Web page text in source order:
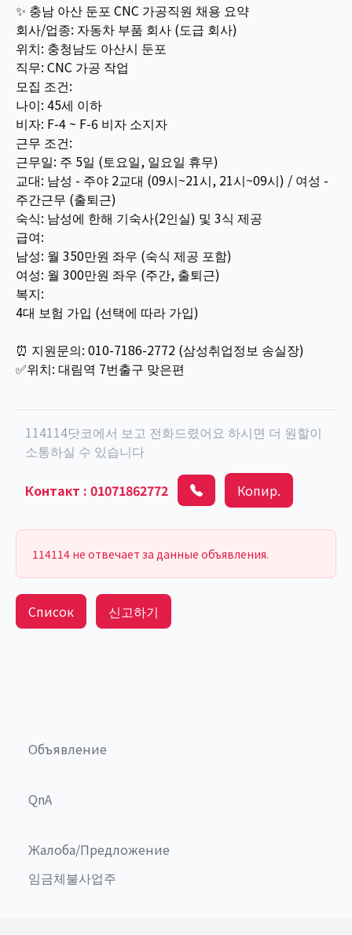
✨ 충남 아산 둔포 CNC 가공직원 채용 요약
회사/업종: 자동차 부품 회사 (도급 회사)
위치: 충청남도 아산시 둔포
직무: CNC 가공 작업
모집 조건:
나이: 45세 이하
비자: F-4 ~ F-6 비자 소지자
근무 조건:
근무일: 주 5일 (토요일, 일요일 휴무)
교대: 남성 - 주야 2교대 (09시~21시, 21시~09시) / 여성 -
주간근무 (출퇴근)
숙식: 남성에 한해 기숙사(2인실) 및 3식 제공
급여:
남성: 월 350만원 좌우 (숙식 제공 포함)
여성: 월 300만원 좌우 (주간, 출퇴근)
복지:
4대 보험 가입 (선택에 따라 가입)
⏰ 지원문의: 010-7186-2772 (삼성취업정보 송실장)
✅위치: 대림역 7번출구 맞은편
114114닷코에서 보고 전화드렸어요 하시면 더 원할이
소통하실 수 있습니다
Контакт : 01071862772 Копир.
114114 не отвечает за данные объявления.
Список 신고하기
Объявление
QnA
Жалоба/Предложение
임금체불사업주